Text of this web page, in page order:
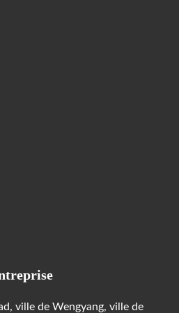
ville de Wengyang, ville de